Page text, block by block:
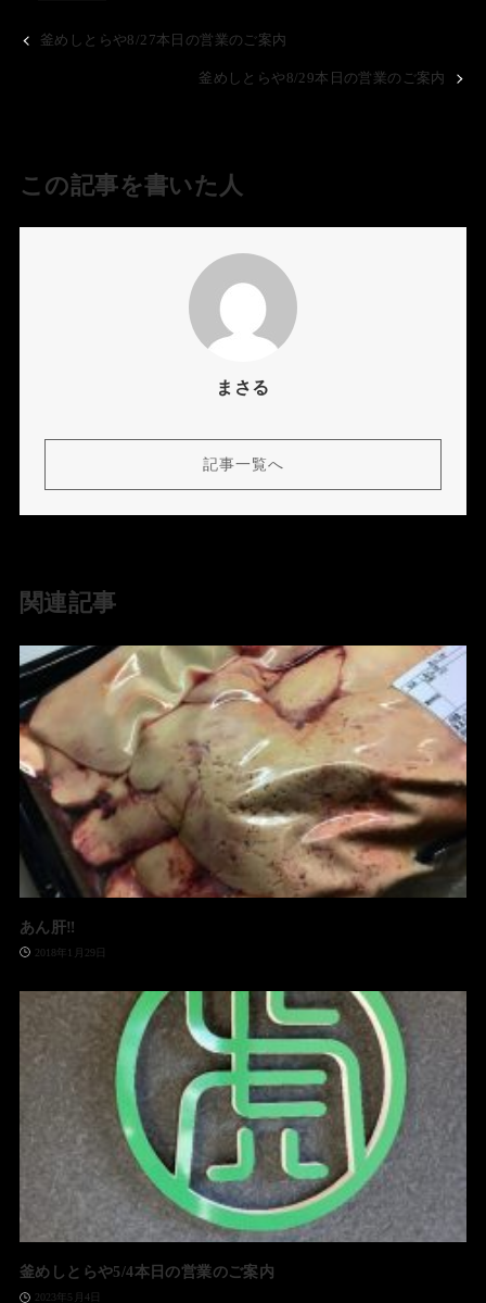
釜めしとらや8/27本日の営業のご案内
釜めしとらや8/29本日の営業のご案内
この記事を書いた人
まさる
記事一覧へ
関連記事
あん肝‼️
2018年1月29日
釜めしとらや5/4本日の営業のご案内
2023年5月4日